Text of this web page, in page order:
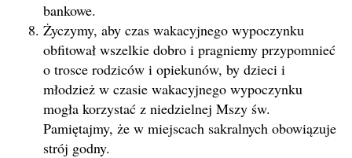
bankowe.
Życzymy, aby czas wakacyjnego wypoczynku
obfitował wszelkie dobro i pragniemy przypomnieć
o trosce rodziców i opiekunów, by dzieci i
młodzież w czasie wakacyjnego wypoczynku
mogła korzystać z niedzielnej Mszy św.
Pamiętajmy, że w miejscach sakralnych obowiązuje
strój godny.